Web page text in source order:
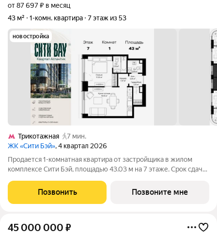
от 87 697 ₽ в месяц
43 м²
1-комн. квартира 7 этаж из 53
новостройка
Трикотажная
7 мин.
ЖК «Сити Бэй», 4 квартал 2026
Продается 1-комнатная квартира от застройщика в жилом
комплексе Сити Бэй, площадью 43.03 м на 7 этаже. Срок сдачи
настоящий город в городе с отлично развитой
инфраструктурой и собственной
Позвонить Позвоните мне
45 000 000 ₽